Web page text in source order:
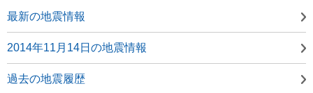
最新の地震情報
2014年11月14日の地震情報
過去の地震履歴